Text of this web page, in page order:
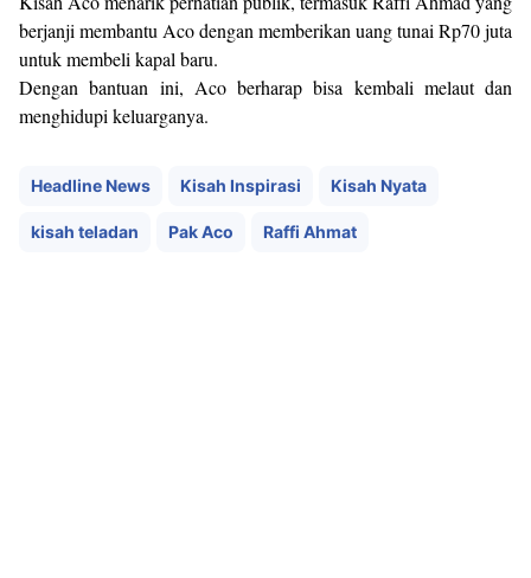
berjanji membantu Aco dengan memberikan uang tunai Rp70 juta
untuk membeli kapal baru.
Dengan bantuan ini, Aco berharap bisa kembali melaut dan
menghidupi keluarganya.
Headline News Kisah Inspirasi Kisah Nyata
kisah teladan Pak Aco Raffi Ahmat